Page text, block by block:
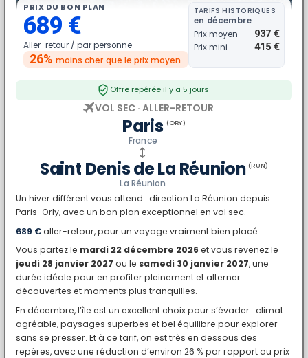
PRIX DU BON PLAN
689 €
Aller-retour / par personne
26% moins cher que le prix moyen
TARIFS HISTORIQUES
en décembre
Prix moyen
937 €
Prix mini 415 €
Offre repérée il y a 5 jours
VOL SEC · ALLER-RETOUR
Paris (ORY)
France
Saint Denis de La Réunion (RUN)
La Réunion
Un hiver différent vous attend : direction La Réunion depuis
Paris-Orly, avec un bon plan exceptionnel en vol sec.
689 €aller-retour, pour un voyage vraiment bien placé.
Vous partez le mardi 22 décembre 2026 et vous revenez le
jeudi 28 janvier 2027 ou le samedi 30 janvier 2027, une
durée idéale pour en profiter pleinement et alterner
découvertes et moments plus tranquilles.
En décembre, l’île est un excellent choix pour s’évader : climat
agréable, paysages superbes et bel équilibre pour explorer
sans se presser. Et à ce tarif, on est très en dessous des
repères, avec une réduction d’environ 26 % par rapport au prix